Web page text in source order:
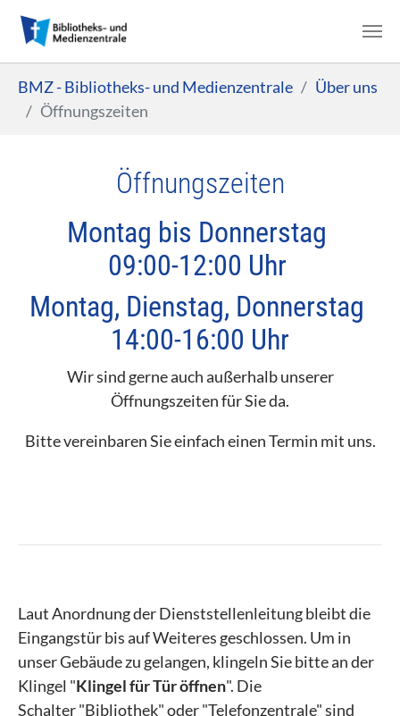
Zum Hauptinhalt springen
BMZ - Bibliotheks- und Medienzentrale
Über uns
Öffnungszeiten
Öffnungszeiten
Montag bis Donnerstag
09:00-12:00 Uhr
Montag, Dienstag, Donnerstag
14:00-16:00 Uhr
Wir sind gerne auch außerhalb unserer
Öffnungszeiten für Sie da.
Bitte vereinbaren Sie einfach einen Termin mit uns.
Laut Anordnung der Dienststellenleitung bleibt die
Eingangstür bis auf Weiteres geschlossen. Um in
unser Gebäude zu gelangen, klingeln Sie bitte an der
Klingel "Klingel für Tür öffnen". Die
Schalter "Bibliothek" oder "Telefonzentrale" sind